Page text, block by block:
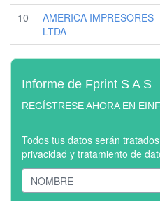
10
AMERICA IMPRESORES
LTDA
Informe de Fprint S A S
REGÍSTRESE AHORA EN
Todos tus datos serán
privacidad y tratamiento de